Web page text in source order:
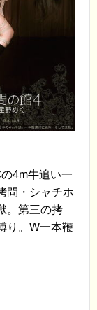
4m牛追い一
問・シャチホ
。第三の拷
り。W一本鞭